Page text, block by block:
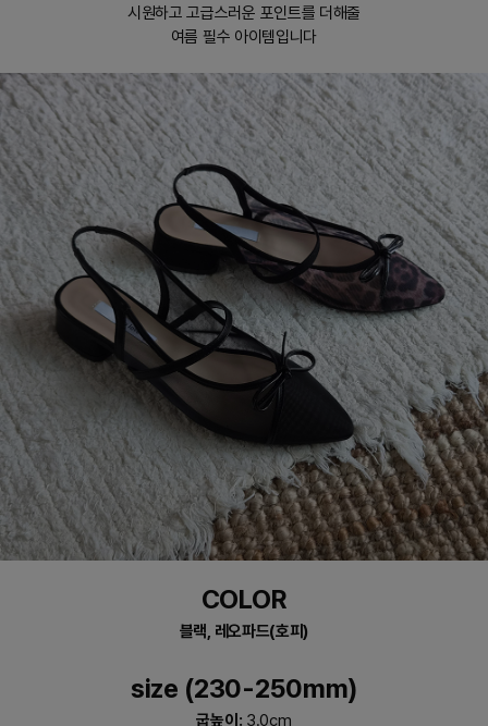
시원하고 고급스러운 포인트를 더해줄
여름 필수 아이템입니다
COLOR
블랙, 레오파드(호피)
size (230-250mm)
굽높이: 3.0cm